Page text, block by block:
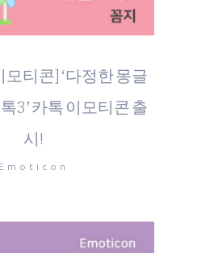
티콘] ‘다정한 몽글
3’ 카톡 이모티콘 출
시!
Emoticon